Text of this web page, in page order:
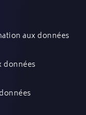
aux données
données